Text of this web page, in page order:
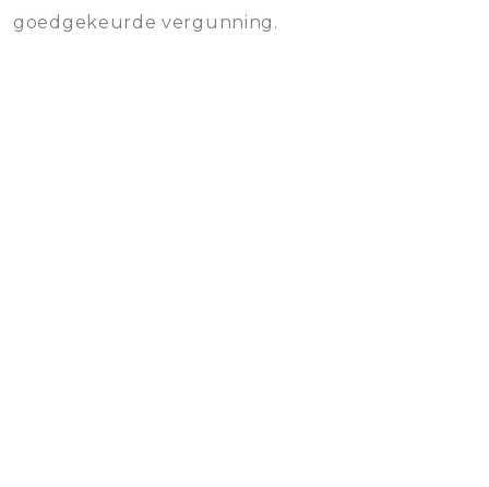
goedgekeurde vergunning.